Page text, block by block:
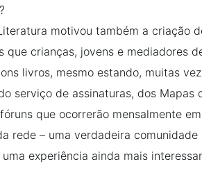
motivou também a criação
que crianças, jovens e mediadores
livros, mesmo estando, muitas
serviço de assinaturas, dos Mapas
que ocorrerão mensalmente
rede – uma verdadeira comunidade
experiência ainda mais